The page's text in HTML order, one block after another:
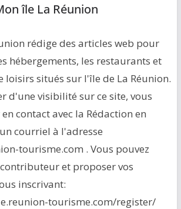
île La Réunion
rédige des articles web pour
hébergements, les restaurants et
loisirs situés sur l'île de La Réunion.
d'une visibilité sur ce site, vous
contact avec la Rédaction en
courriel à l'adresse
tourisme.com . Vous pouvez
et proposer vos
inscrivant:
tourisme.com/register/